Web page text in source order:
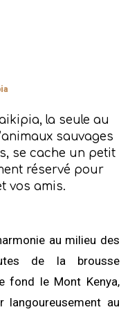
la seule au
sauvages
se cache un petit
réservé pour
vos amis.
au milieu des
de la brousse
fond le Mont Kenya,
au